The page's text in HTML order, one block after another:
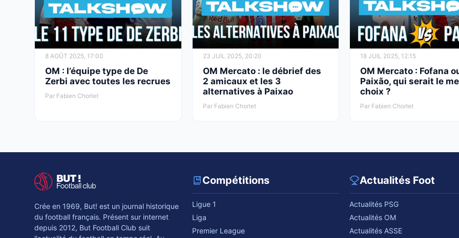
8 AOÛT 2025, 17:00
OM : l’équipe type de De
Zerbi avec toutes les recrues
Par Fabien Chorlet
23 JUIL 2025, 20:20
OM Mercato : le débrief des
2 amicaux et les 3
alternatives à Paixao
Par Fabien Chorlet
18 JUIL 2025, 12:15
OM Mercato : Fofana
Paixão, qui serait le
choix ?
Par Fabien Chorlet
Crée en 1969, But! est un journal historique
du football français. Présent sur internet
depuis 2012, But Football Club suit
Compétitions
Ligue 1
Liga
Premier League
Actualités Foot
Actualités PSG
Actualités OM
Actualités ASSE